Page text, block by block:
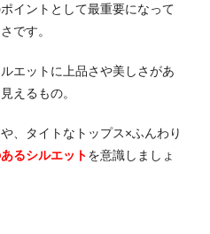
イントとして最重要になって
です。
エットに上品さや美しさがあ
えるもの。
、タイトなトップス×ふんわり
るシルエットを意識しましょ